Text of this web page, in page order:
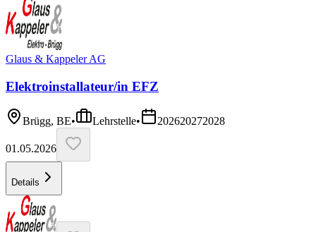
Glaus & Kappeler AG
Elektroinstallateur/in EFZ
Brügg, BE• Lehrstelle• 202620272028
01.05.2026
Details